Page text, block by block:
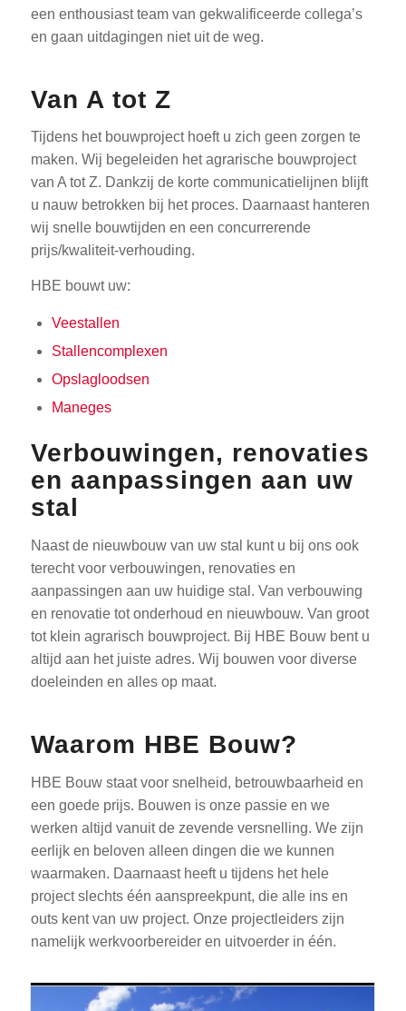
een enthousiast team van gekwalificeerde collega’s
en gaan uitdagingen niet uit de weg.
Van A tot Z
Tijdens het bouwproject hoeft u zich geen zorgen te
maken. Wij begeleiden het agrarische bouwproject
van A tot Z. Dankzij de korte communicatielijnen blijft
u nauw betrokken bij het proces. Daarnaast hanteren
wij snelle bouwtijden en een concurrerende
prijs/kwaliteit-verhouding.
HBE bouwt uw:
Veestallen
Stallencomplexen
Opslagloodsen
Maneges
Verbouwingen, renovaties
en aanpassingen aan uw
stal
Naast de nieuwbouw van uw stal kunt u bij ons ook
terecht voor verbouwingen, renovaties en
aanpassingen aan uw huidige stal. Van verbouwing
en renovatie tot onderhoud en nieuwbouw. Van groot
tot klein agrarisch bouwproject. Bij HBE Bouw bent u
altijd aan het juiste adres. Wij bouwen voor diverse
doeleinden en alles op maat.
Waarom HBE Bouw?
HBE Bouw staat voor snelheid, betrouwbaarheid en
een goede prijs. Bouwen is onze passie en we
werken altijd vanuit de zevende versnelling. We zijn
eerlijk en beloven alleen dingen die we kunnen
waarmaken. Daarnaast heeft u tijdens het hele
project slechts één aanspreekpunt, die alle ins en
outs kent van uw project. Onze projectleiders zijn
namelijk werkvoorbereider en uitvoerder in één.